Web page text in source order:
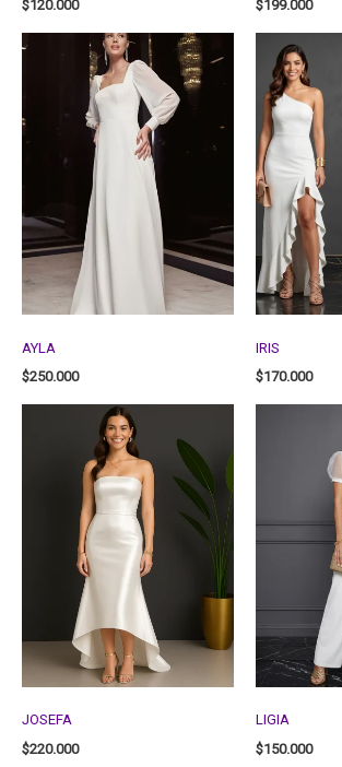
$120.000
$199.000
AYLA
$250.000
IRIS
$170.000
JOSEFA
$220.000
LIGIA
$150.000